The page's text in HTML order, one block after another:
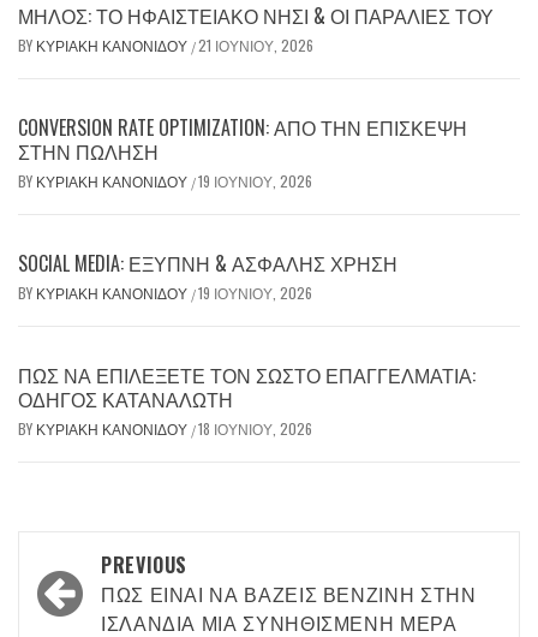
ΜΉΛΟΣ: ΤΟ ΗΦΑΙΣΤΕΙΑΚΌ ΝΗΣΊ & ΟΙ ΠΑΡΑΛΊΕΣ ΤΟΥ
BY ΚΥΡΙΑΚΉ ΚΑΝΟΝΊΔΟΥ /21 ΙΟΥΝΊΟΥ, 2026
CONVERSION RATE OPTIMIZATION: ΑΠΌ ΤΗΝ ΕΠΊΣΚΕΨΗ
ΣΤΗΝ ΠΏΛΗΣΗ
BY ΚΥΡΙΑΚΉ ΚΑΝΟΝΊΔΟΥ /19 ΙΟΥΝΊΟΥ, 2026
SOCIAL MEDIA: ΈΞΥΠΝΗ & ΑΣΦΑΛΉΣ ΧΡΉΣΗ
BY ΚΥΡΙΑΚΉ ΚΑΝΟΝΊΔΟΥ /19 ΙΟΥΝΊΟΥ, 2026
ΠΏΣ ΝΑ ΕΠΙΛΈΞΕΤΕ ΤΟΝ ΣΩΣΤΌ ΕΠΑΓΓΕΛΜΑΤΊΑ:
ΟΔΗΓΌΣ ΚΑΤΑΝΑΛΩΤΉ
BY ΚΥΡΙΑΚΉ ΚΑΝΟΝΊΔΟΥ /18 ΙΟΥΝΊΟΥ, 2026
Post
navigation
PREVIOUS
ΠΏΣ ΕΊΝΑΙ ΝΑ ΒΆΖΕΙΣ ΒΕΝΖΊΝΗ ΣΤΗΝ
ΙΣΛΑΝΔΊΑ ΜΙΑ ΣΥΝΗΘΙΣΜΈΝΗ ΜΈΡΑ